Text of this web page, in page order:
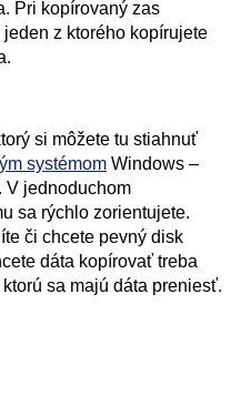
Pri kopírovaný zas
z ktorého kopírujete
si môžete tu stiahnuť
systémom Windows –
V jednoduchom
sa rýchlo zorientujete.
či chcete pevný disk
dáta kopírovať treba
sa majú dáta preniesť.